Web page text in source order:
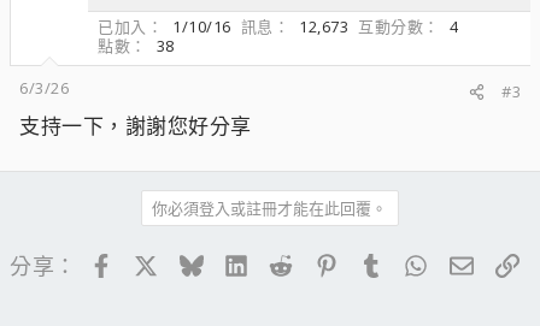
已加入
1/10/16 訊息 12,673 互動分數
4
點數
38
6/3/26
#3
支持一下，謝謝您好分享
你必須登入或註冊才能在此回覆。
分享： FacebookBlueskyLinkedIn
Reddit PinterestTumblrWhatsApp
電子